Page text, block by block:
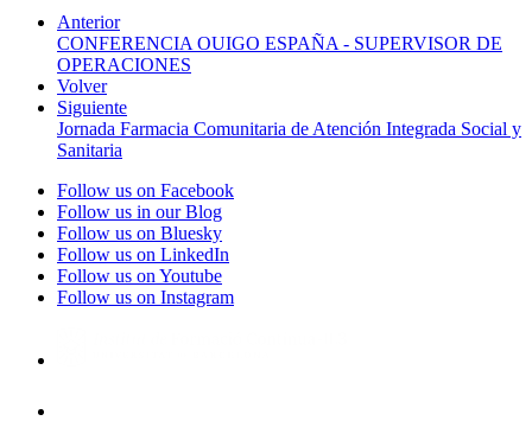
Anterior
CONFERENCIA OUIGO ESPAÑA - SUPERVISOR DE
OPERACIONES
Volver
Siguiente
Jornada Farmacia Comunitaria de Atención Integrada Social y
Sanitaria
Follow us on Facebook
Follow us in our Blog
Follow us on Bluesky
Follow us on LinkedIn
Follow us on Youtube
Follow us on Instagram